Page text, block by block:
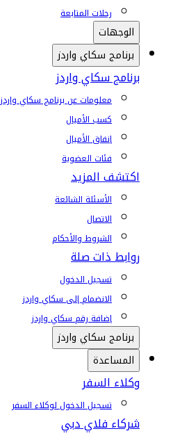
رحلات المتابعة
الوجهات
برنامج سكاي واردز
برنامج سكاي واردز
معلومات عن برنامج سكاي واردز
كسب الأميال
إنفاق الأميال
فئات العضوية
اكتشف المزيد
الأسئلة الشائعة
الاتصال
الشروط والأحكام
روابط ذات صلة
تسجيل الدخول
الانضمام إلى سكاي واردز
إضافة رقم سكاي واردز
برنامج سكاي واردز
المساعدة
وكلاء السفر
تسجيل الدخول لوكلاء السفر
شركاء فلاي دبي